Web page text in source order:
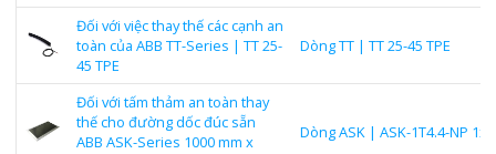
Đối với việc thay thế các cạnh an
toàn của ABB TT-Series | TT 25-
45 TPE
Dòng TT | TT 25-45 TPE
Đối với tấm thảm an toàn thay
thế cho đường dốc đúc sẵn
ABB ASK-Series 1000 mm x
Dòng ASK | ASK-1T4.4-NP 1x1